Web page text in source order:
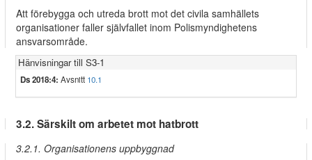
Att förebygga och utreda brott mot det civila samhällets
organisationer faller självfallet inom Polismyndighetens
ansvarsområde.
Hänvisningar till S3-1
Ds 2018:4: Avsnitt 10.1
3.2. Särskilt om arbetet mot hatbrott
3.2.1. Organisationens uppbyggnad